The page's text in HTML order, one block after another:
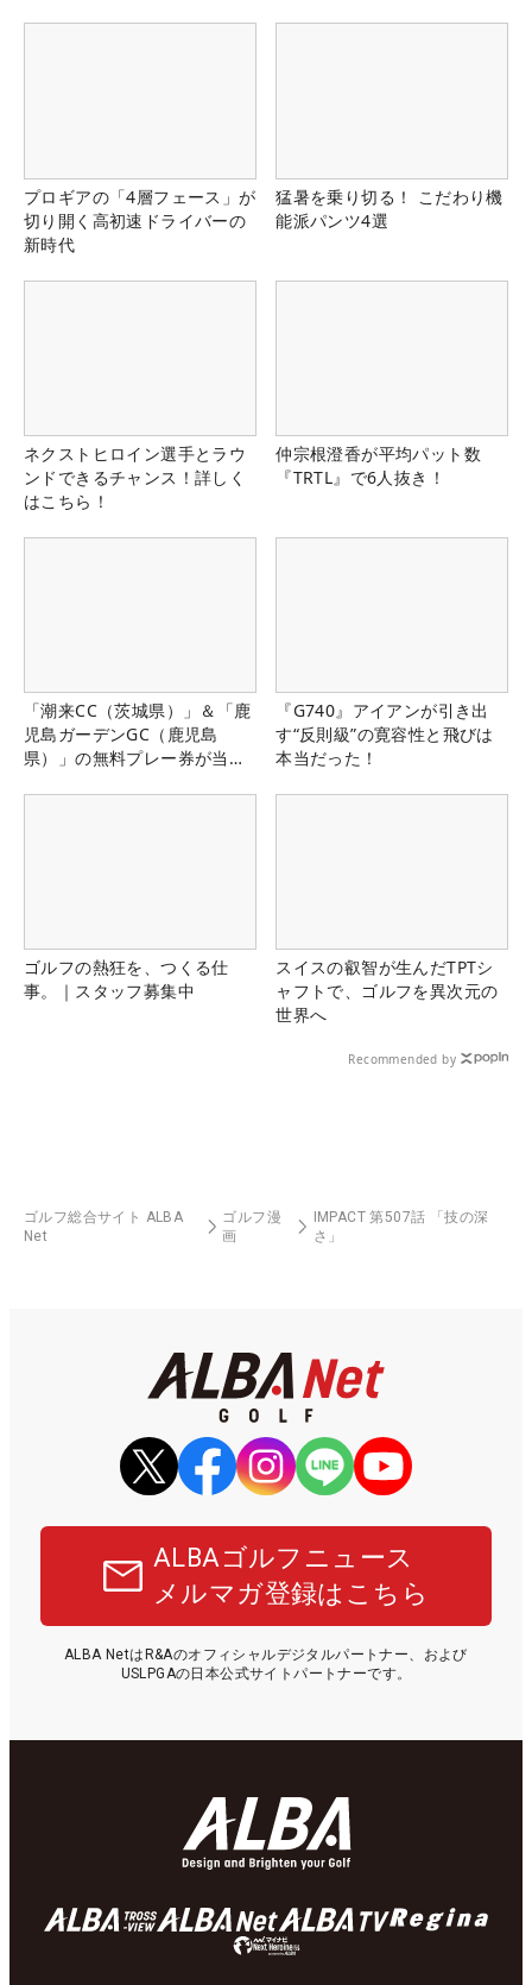
プロギアの「4層フェース」が
切り開く高初速ドライバーの
新時代
猛暑を乗り切る！ こだわり機
能派パンツ4選
ネクストヒロイン選手とラウ
ンドできるチャンス！詳しく
はこちら！
仲宗根澄香が平均パット数
『TRTL』で6人抜き！
「潮来CC（茨城県）」＆「鹿
児島ガーデンGC（鹿児島
県）」の無料プレー券が当た
『G740』アイアンが引き出
す“反則級”の寛容性と飛びは
本当だった！
ゴルフの熱狂を、つくる仕
事。｜スタッフ募集中
スイスの叡智が生んだTPTシ
ャフトで、ゴルフを異次元の
世界へ
Recommended by
ゴルフ総合サイト ALBA
Net
ゴルフ漫
画
IMPACT 第507話 「技の深
さ」
ALBAゴルフニュース
メルマガ登録はこちら
ALBA NetはR&Aのオフィシャルデジタルパートナー、および
USLPGAの日本公式サイトパートナーです。